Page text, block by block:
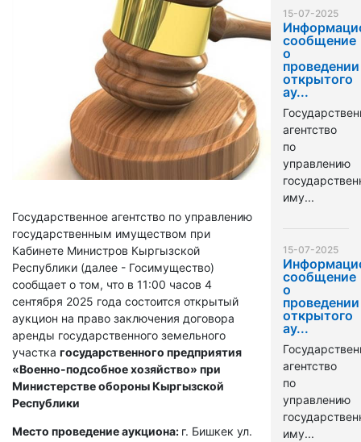
Государственное агентство по управлению
государственным имуществом при
Кабинете Министров Кыргызской
Республики (далее - Госимущество)
сообщает о том, что в 11:00 часов 4
сентября 2025 года состоится открытый
аукцион на право заключения договора
аренды государственного земельного
участка государственного предприятия
«Военно-подсобное хозяйство» при
Министерстве обороны Кыргызской
Республики
Место проведение аукциона: г. Бишкек ул.
15-07-2025
сообщение
о
проведении
открытого
ау...
агентство
по
управлению
иму...
15-07-2025
сообщение
о
проведении
открытого
ау...
агентство
по
управлению
иму...